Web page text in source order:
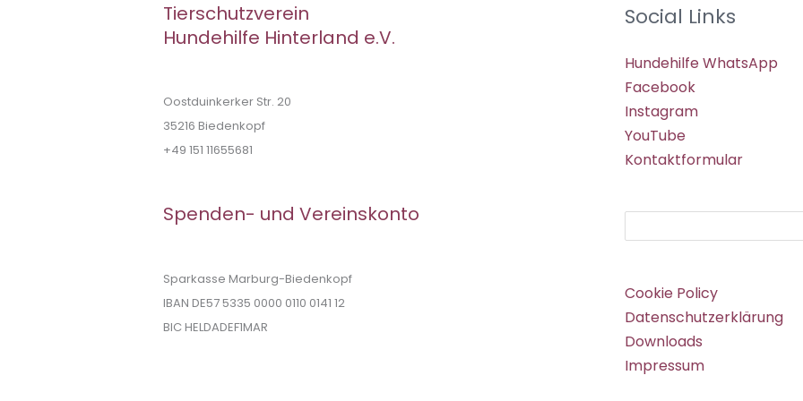
Tierschutzverein
Hundehilfe Hinterland e.V.
Oostduinkerker Str. 20
35216 Biedenkopf
+49 151 11655681
Spenden- und Vereinskonto
Sparkasse Marburg-Biedenkopf
IBAN DE57 5335 0000 0110 0141 12
BIC HELDADEF1MAR
Social Links
Hundehilfe WhatsApp
Facebook
Instagram
YouTube
Kontaktformular
Cookie Policy
Datenschutzerklärung
Downloads
Impressum